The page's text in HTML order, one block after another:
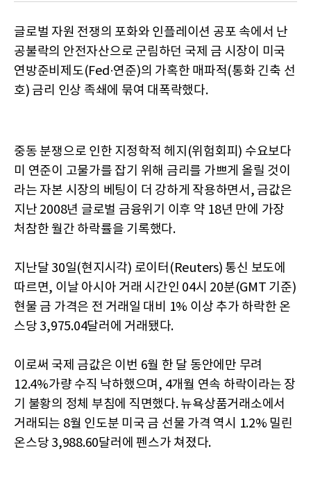
글로벌 자원 전쟁의 포화와 인플레이션 공포 속에서 난
공불락의 안전자산으로 군림하던 국제 금 시장이 미국
연방준비제도(Fed·연준)의 가혹한 매파적(통화 긴축 선
호) 금리 인상 족쇄에 묶여 대폭락했다.
중동 분쟁으로 인한 지정학적 헤지(위험회피) 수요보다
미 연준이 고물가를 잡기 위해 금리를 가쁘게 올릴 것이
라는 자본 시장의 베팅이 더 강하게 작용하면서, 금값은
지난 2008년 글로벌 금융위기 이후 약 18년 만에 가장
처참한 월간 하락률을 기록했다.
지난달 30일(현지시각) 로이터(Reuters) 통신 보도에
따르면, 이날 아시아 거래 시간인 04시 20분(GMT 기준)
현물 금 가격은 전 거래일 대비 1% 이상 추가 하락한 온
스당 3,975.04달러에 거래됐다.
이로써 국제 금값은 이번 6월 한 달 동안에만 무려
12.4%가량 수직 낙하했으며, 4개월 연속 하락이라는 장
기 불황의 정체 부침에 직면했다. 뉴욕상품거래소에서
거래되는 8월 인도분 미국 금 선물 가격 역시 1.2% 밀린
온스당 3,988.60달러에 펜스가 쳐졌다.